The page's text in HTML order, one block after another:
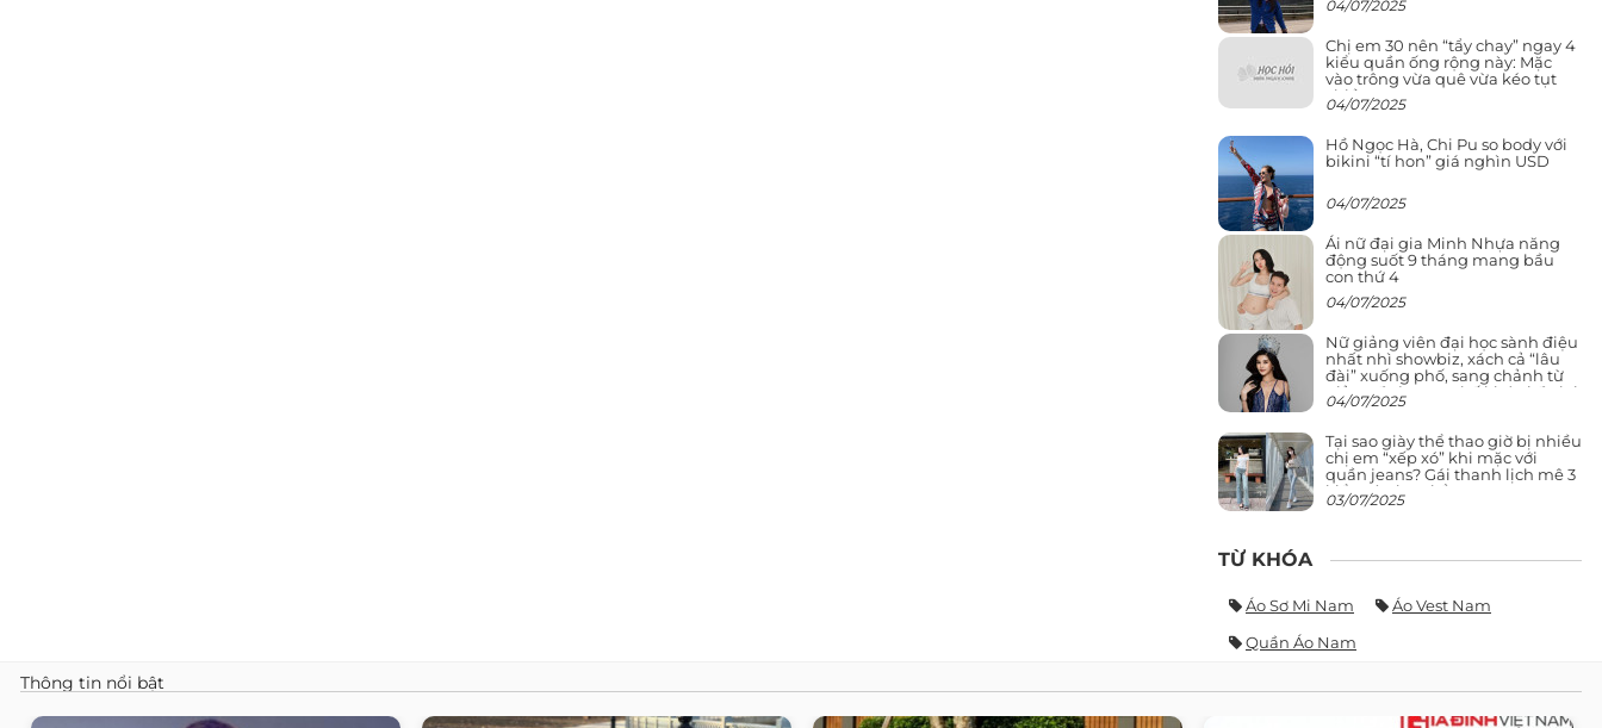
04/07/2025
Chị em 30 nên “tẩy chay” ngay 4
kiểu quần ống rộng này: Mặc
vào trông vừa quê vừa kéo tụt
chiều cao
04/07/2025
Hồ Ngọc Hà, Chi Pu so body với
bikini “tí hon” giá nghìn USD
04/07/2025
Ái nữ đại gia Minh Nhựa năng
động suốt 9 tháng mang bầu
con thứ 4
04/07/2025
Nữ giảng viên đại học sành điệu
nhất nhì showbiz, xách cả “lâu
đài” xuống phố, sang chảnh từ
giảng đường ra phố khó ai đọ lại
04/07/2025
Tại sao giày thể thao giờ bị nhiều
chị em “xếp xó” khi mặc với
quần jeans? Gái thanh lịch mê 3
kiểu này hơn hẳn
03/07/2025
TỪ KHÓA
Áo Sơ Mi Nam
Áo Vest Nam
Quần Áo Nam
Thông tin nổi bật